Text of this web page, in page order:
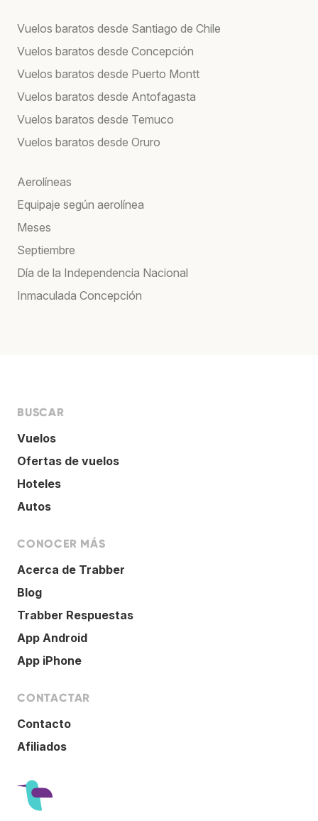
Vuelos baratos desde Santiago de Chile
Vuelos baratos desde Concepción
Vuelos baratos desde Puerto Montt
Vuelos baratos desde Antofagasta
Vuelos baratos desde Temuco
Vuelos baratos desde Oruro
Aerolíneas
Equipaje según aerolínea
Meses
Septiembre
Día de la Independencia Nacional
Inmaculada Concepción
BUSCAR
Vuelos
Ofertas de vuelos
Hoteles
Autos
CONOCER MÁS
Acerca de Trabber
Blog
Trabber Respuestas
App Android
App iPhone
CONTACTAR
Contacto
Afiliados